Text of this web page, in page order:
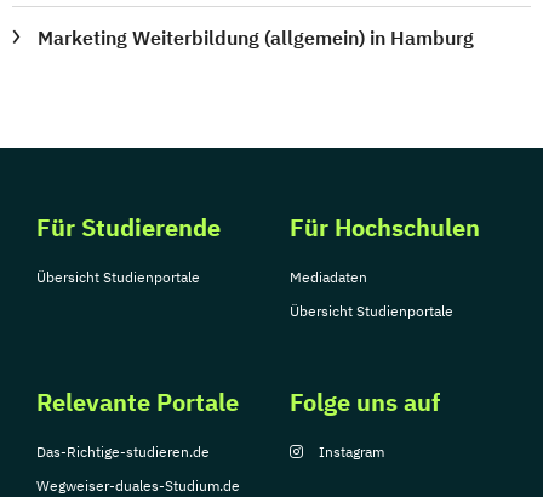
Marketing Weiterbildung (allgemein) in Hamburg
Für Studierende
Übersicht Studienportale
Für Hochschulen
Mediadaten
Übersicht Studienportale
Relevante Portale
Das-Richtige-studieren.de
Wegweiser-duales-Studium.de
Folge uns auf
Instagram